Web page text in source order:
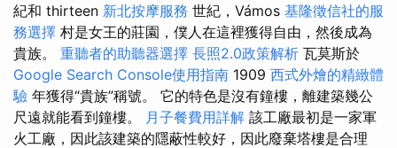
紀和 thirteen 新北按摩服務 世紀，Vámos 基隆徵信社的服
務選擇 村是女王的莊園，僕人在這裡獲得自由，然後成為
貴族。 重聽者的助聽器選擇 長照2.0政策解析 瓦莫斯於
Google Search Console使用指南 1909 西式外燴的精緻體
驗 年獲得“貴族”稱號。 它的特色是沒有鐘樓，離建築幾公
尺遠就能看到鐘樓。
月子餐費用詳解 該工廠最初是一家軍
火工廠，因此該建築的隱蔽性較好，因此廢棄塔樓是合理